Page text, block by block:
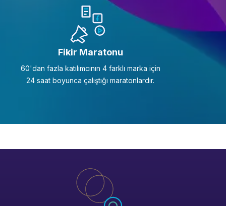
Fikir Maratonu
60'dan fazla katılımcının 4 farklı marka için
24 saat boyunca çalıştığı maratonlardır.